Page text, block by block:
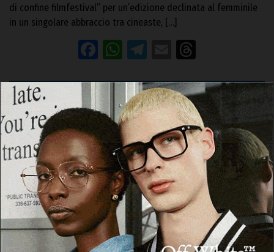
di confine filmfestival” per un’edizione declinata al femminile
in un singolare abbraccio tra cineaste, […]
Facebook
WhatsApp
Telegram
Email
POESIA A BOLU
“Poesia a Bolu (al volo)”: ironizzare sul
cognome